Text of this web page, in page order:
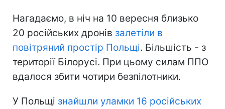
Нагадаємо, в ніч на 10 вересня близько
20 російських дронів залетіли в
повітряний простір Польщі. Більшість - з
території Білорусі. При цьому силам ППО
вдалося збити чотири безпілотники.
У Польщі знайшли уламки 16 російських